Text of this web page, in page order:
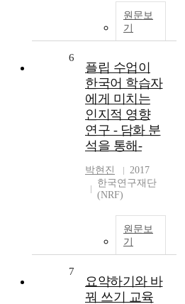
원문보
기
6
플립 수업이
한국어 학습자
에게 미치는
인지적 영향
연구 - 담화 분
석을 통해-
박현진
2017
한국연구재단
(NRF)
원문보
기
7
요약하기와 바
꿔 쓰기 교육